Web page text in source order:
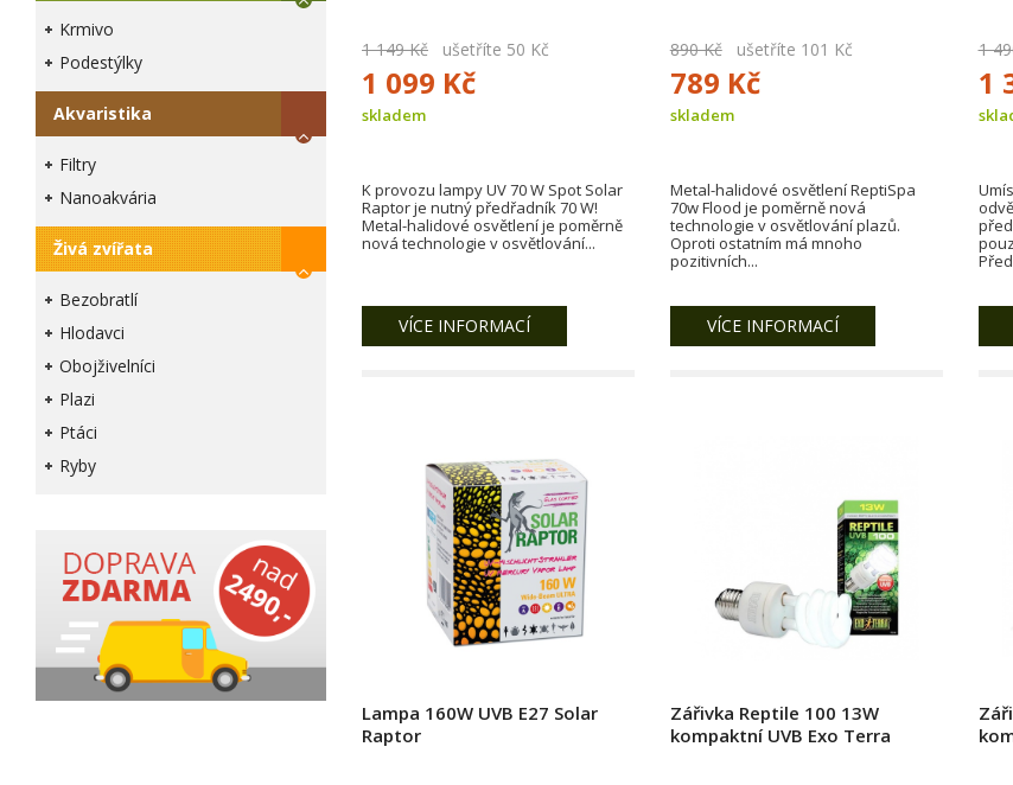
Krmivo
Podestýlky
Akvaristika
Filtry
Nanoakvária
Živá zvířata
Bezobratlí
Hlodavci
Obojživelníci
Plazi
Ptáci
Ryby
1 149 Kč ušetříte 50 Kč
1 099 Kč
skladem
K provozu lampy UV 70 W Spot Solar
Raptor je nutný předřadník 70 W!
Metal-halidové osvětlení je poměrně
nová technologie v osvětlování...
VÍCE INFORMACÍ
890 Kčušetříte 101 Kč
789 Kč
skladem
Metal-halidové osvětlení ReptiSpa
70w Flood je poměrně nová
technologie v osvětlování plazů.
Oproti ostatním má mnoho
pozitivních...
VÍCE INFORMACÍ
1
1
Lampa 160W UVB E27 Solar
Raptor
Zářivka Reptile 100 13W
kompaktní UVB Exo Terra